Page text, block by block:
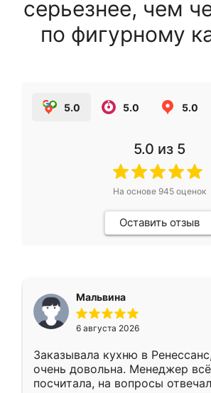
серьезнее, чем
по фигурному
5.0 5.0 5.0
5.0 из 5
На основе 945оценок
Оставить отзыв
Мальвина
6 августа 2026
Заказывала кухню в
очень довольна. Менеджер
посчитала, на вопросы